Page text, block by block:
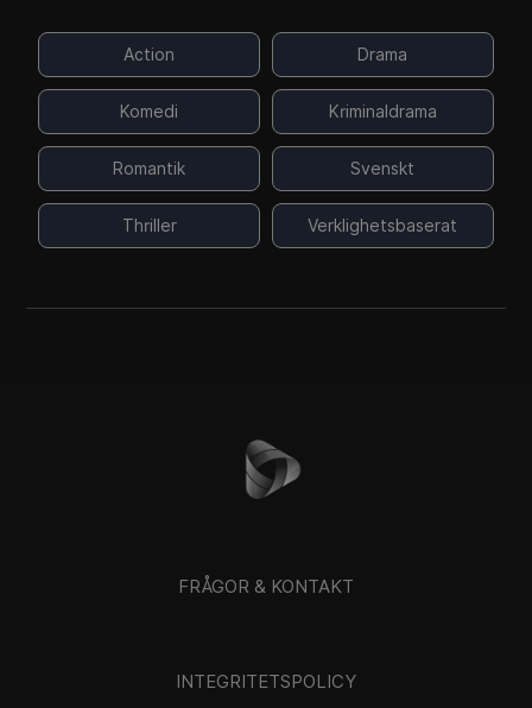
Action Drama
Komedi Kriminaldrama
Romantik Svenskt
Thriller Verklighetsbaserat
FRÅGOR & KONTAKT
INTEGRITETSPOLICY